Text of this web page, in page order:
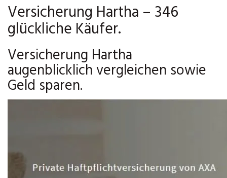
Versicherung Hartha – 346
glückliche Käufer.
Versicherung Hartha
augenblicklich vergleichen sowie
Geld sparen.